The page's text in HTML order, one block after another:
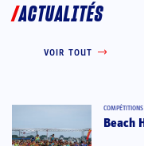
ACTUALITÉS
VOIR TOUT
COMPÉTITIONS
Beach